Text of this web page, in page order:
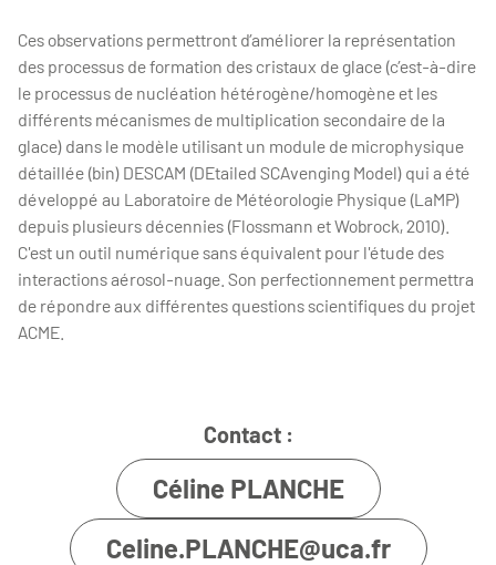
Ces observations permettront d’améliorer la représentation
des processus de formation des cristaux de glace (c’est-à-dire
le processus de nucléation hétérogène/homogène et les
différents mécanismes de multiplication secondaire de la
glace) dans le modèle utilisant un module de microphysique
détaillée (bin) DESCAM (DEtailed SCAvenging Model) qui a été
développé au Laboratoire de Météorologie Physique (LaMP)
depuis plusieurs décennies (Flossmann et Wobrock, 2010).
C'est un outil numérique sans équivalent pour l'étude des
interactions aérosol-nuage. Son perfectionnement permettra
de répondre aux différentes questions scientifiques du projet
ACME.
Contact :
Céline PLANCHE
Celine.PLANCHE@uca.fr